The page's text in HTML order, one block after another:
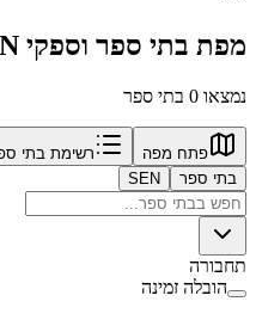
מפת בתי ספר וספקי SEN
נמצאו 0 בתי ספר
פתח מפה
רשימת בתי
בתי ספר
SEN
תחבורה
הובלה זמינה